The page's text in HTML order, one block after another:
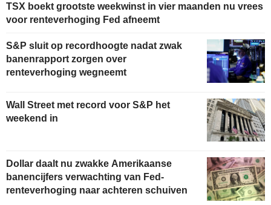
TSX boekt grootste weekwinst in vier maanden nu vrees
voor renteverhoging Fed afneemt
S&P sluit op recordhoogte nadat zwak
banenrapport zorgen over
renteverhoging wegneemt
Wall Street met record voor S&P het
weekend in
Dollar daalt nu zwakke Amerikaanse
banencijfers verwachting van Fed-
renteverhoging naar achteren schuiven